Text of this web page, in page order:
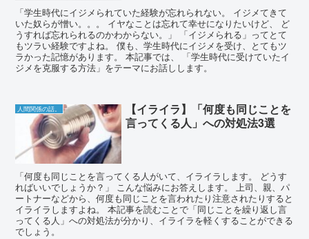
「学生時代にイジメられていた経験が忘れられない。 イジメてきて
いた奴らが憎い。。。 イヤなことは忘れて幸せになりたいけど、 ど
うすれば忘れられるのかわからない。」 「イジメられる」ってとて
もツラい経験ですよね。 僕も、学生時代にイジメを受け、とてもツ
ラかった記憶があります。 本記事では、 「学生時代に受けていたイ
ジメを克服する方法」をテーマにお話しします。
人間関係の話。
【イライラ】「何度も同じことを
言ってくる人」への対処法3選
「何度も同じことを言ってくる人がいて、イライラします。 どうす
ればいいでしょうか？」 こんな悩みにお答えします。 上司、親、パ
ートナーなどから、何度も同じことを言われたり注意されたりすると
イライラしますよね。 本記事を読むことで「同じことを繰り返し言
ってくる人」への対処法が分かり、イライラを軽くすることができる
でしょう。